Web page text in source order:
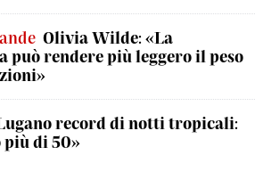
Olivia Wilde: «La
può rendere più leggero il peso
record di notti tropicali:
più di 50»